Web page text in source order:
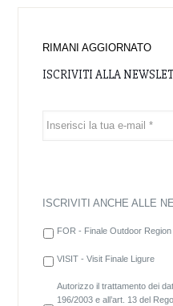
RIMANI AGGIORNATO
ISCRIVITI ALLA
ISCRIVITI ANCHE ALLE
FOR - Finale Outdoor Region
VISIT - Visit Finale Ligure
Autorizzo il trattamento dei
196/2003 e all’art. 13 del